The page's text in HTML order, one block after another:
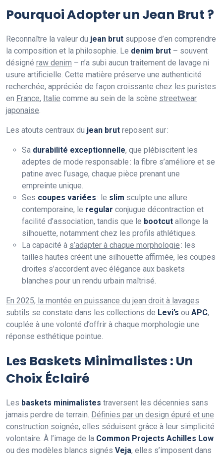
Pourquoi Adopter un Jean Brut ?
Reconnaître la valeur du jean brut suppose d’en comprendre
la composition et la philosophie. Le denim brut – souvent
désigné raw denim – n’a subi aucun traitement de lavage ni
usure artificielle. Cette matière préserve une authenticité
recherchée, appréciée de façon croissante chez les puristes
en France, Italie comme au sein de la scène streetwear
japonaise.
Les atouts centraux du jean brut reposent sur :
Sa durabilité exceptionnelle, que plébiscitent les
adeptes de mode responsable : la fibre s’améliore et se
patine avec l’usage, chaque pièce prenant une
empreinte unique.
Ses coupes variées: le slim sculpte une allure
contemporaine, le regular conjugue décontraction et
facilité d’association, tandis que le bootcut allonge la
silhouette, notamment chez les profils athlétiques.
La capacité à s’adapter à chaque morphologie: les
tailles hautes créent une silhouette affirmée, les coupes
droites s’accordent avec élégance aux baskets
blanches pour un rendu urbain maîtrisé.
En 2025, la montée en puissance du jean droit à lavages
subtils se constate dans les collections de Levi’s ou APC,
couplée à une volonté d’offrir à chaque morphologie une
réponse esthétique pointue.
Les Baskets Minimalistes : Un
Choix Éclairé
Les baskets minimalistes traversent les décennies sans
jamais perdre de terrain. Définies par un design épuré et une
construction soignée, elles séduisent grâce à leur simplicité
volontaire. À l’image de la Common Projects Achilles Low
ou des modèles blancs signés Veja, elles s’imposent dans